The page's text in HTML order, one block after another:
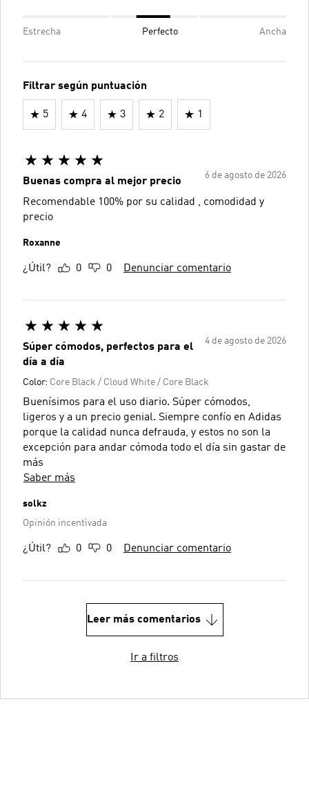
Estrecha Perfecto Ancha
Filtrar según puntuación
5 4 3 2 1
6 de agosto de 2026
Buenas compra al mejor precio
Recomendable 100% por su calidad , comodidad y
precio
Roxanne
¿Útil? 0 0 Denunciar comentario
4 de agosto de 2026
Súper cómodos, perfectos para el
día a día
Color: Core Black / Cloud White / Core Black
Buenísimos para el uso diario. Súper cómodos,
ligeros y a un precio genial. Siempre confío en Adidas
porque la calidad nunca defrauda, y estos no son la
excepción para andar cómoda todo el día sin gastar de
más
Saber más
solkz
Opinión incentivada
¿Útil? 0 0 Denunciar comentario
Leer más comentarios
Ir a filtros